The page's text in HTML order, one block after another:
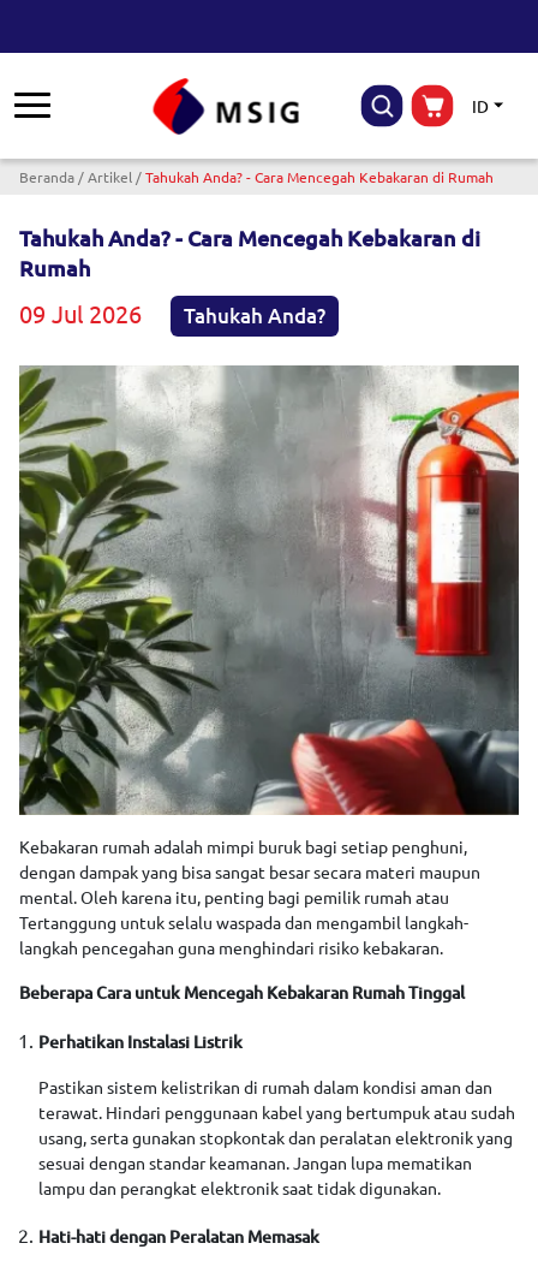
ID
Breadcrumb
Beranda Artikel Tahukah Anda? - Cara Mencegah Kebakaran di Rumah
Tahukah Anda? - Cara Mencegah Kebakaran di
Rumah
09 Jul 2026 Tahukah Anda?
Kebakaran rumah adalah mimpi buruk bagi setiap penghuni,
dengan dampak yang bisa sangat besar secara materi maupun
mental. Oleh karena itu, penting bagi pemilik rumah atau
Tertanggung untuk selalu waspada dan mengambil langkah-
langkah pencegahan guna menghindari risiko kebakaran.
Beberapa Cara untuk Mencegah Kebakaran Rumah Tinggal
Perhatikan Instalasi Listrik
Pastikan sistem kelistrikan di rumah dalam kondisi aman dan
terawat. Hindari penggunaan kabel yang bertumpuk atau sudah
usang, serta gunakan stopkontak dan peralatan elektronik yang
sesuai dengan standar keamanan. Jangan lupa mematikan
lampu dan perangkat elektronik saat tidak digunakan.
Hati-hati dengan Peralatan Memasak